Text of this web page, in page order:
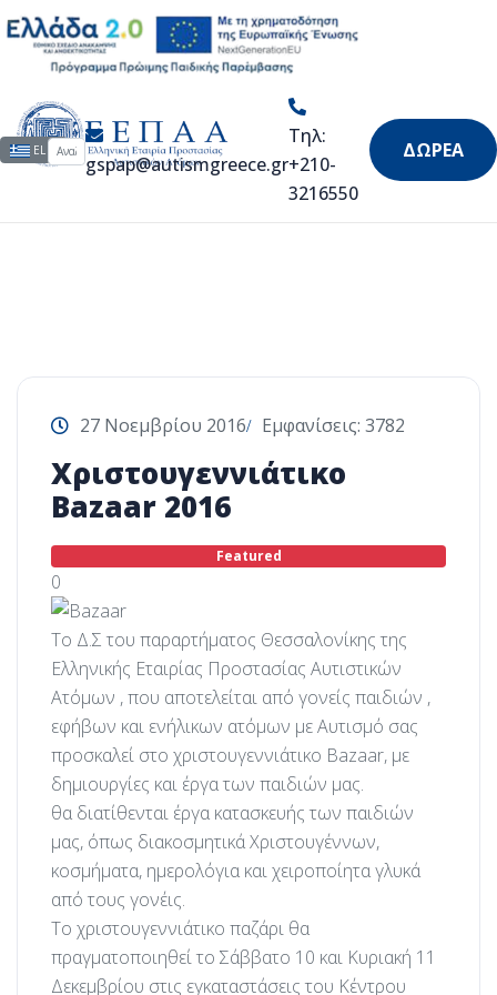
Επιλέξτε τη γλώσσα σας
EL Αναζήτηση...
gspap@autismgreece.gr
Τηλ:
+210-
3216550
ΔΩΡΕΑ
Εκδηλώσεις
Featured
Xριστουγεννιάτικο
Bazaar 2016
27 Νοεμβρίου 2016 Εμφανίσεις: 3782
0
Το Δ.Σ του παραρτήματος Θεσσαλονίκης της
Ελληνικής Εταιρίας Προστασίας Αυτιστικών
Ατόμων , που αποτελείται από γονείς παιδιών ,
εφήβων και ενήλικων ατόμων με Αυτισμό σας
προσκαλεί στο χριστουγεννιάτικο Bazaar, με
δημιουργίες και έργα των παιδιών μας.
θα διατίθενται έργα κατασκευής των παιδιών
μας, όπως διακοσμητικά Χριστουγέννων,
κοσμήματα, ημερολόγια και χειροποίητα γλυκά
από τους γονέις.
Το χριστουγεννιάτικο παζάρι θα
πραγματοποιηθεί το Σάββατο 10 και Κυριακή 11
Δεκεμβρίου στις εγκαταστάσεις του Κέντρου